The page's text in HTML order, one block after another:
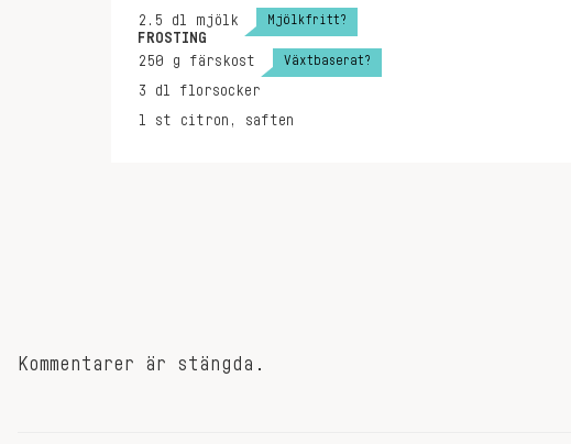
2.5 dl mjölk Mjölkfritt?
FROSTING
250 g färskost Växtbaserat?
3 dl
florsocker
1 st citron, saften
Kommentarer är stängda.